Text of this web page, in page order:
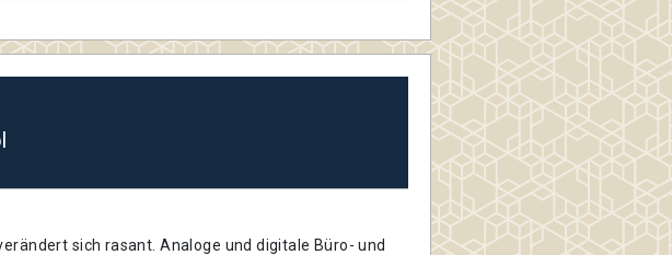
sich rasant. Analoge und digitale Büro- und